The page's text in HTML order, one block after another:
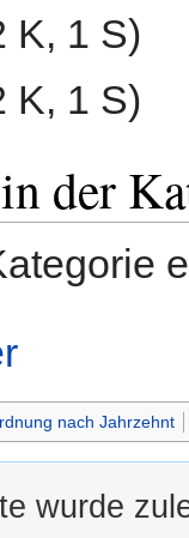
K, 1 S)
K, 1 S)
der
nach Jahrzehnt
wurde